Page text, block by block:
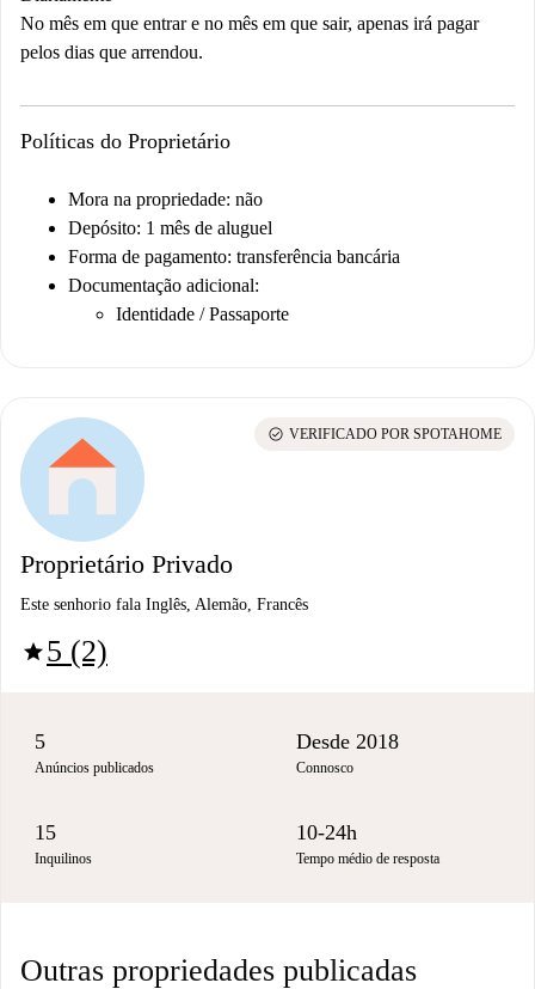
No mês em que entrar e no mês em que sair, apenas irá pagar
pelos dias que arrendou.
Políticas do Proprietário
Mora na propriedade: não
Depósito: 1 mês de aluguel
Forma de pagamento: transferência bancária
Documentação adicional:
Identidade / Passaporte
Proprietário Privado
Este senhorio fala Inglês, Alemão, Francês
star5 (2)
check_circle VERIFICADO POR SPOTAHOME
5
Anúncios publicados
Desde 2018
Connosco
15
Inquilinos
10-24h
Tempo médio de resposta
Outras propriedades publicadas